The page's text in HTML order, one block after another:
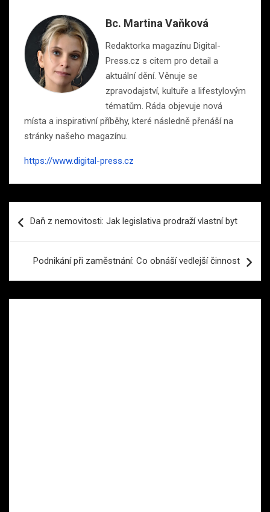
Bc. Martina Vaňková
Redaktorka magazínu Digital-
Press.cz s citem pro detail a
aktuální dění. Věnuje se
zpravodajství, kultuře a lifestylovým
tématům. Ráda objevuje nová
místa a inspirativní příběhy, které následně přenáší na
stránky našeho magazínu.
https://www.digital-press.cz
proDaň z nemovitosti: Jak legislativa prodraží vlastní byt
Podnikání při zaměstnání: Co obnáší vedlejší činnost